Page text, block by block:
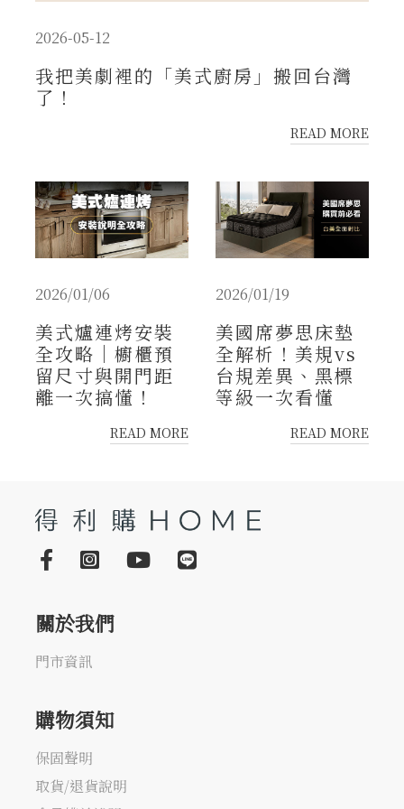
2026-05-12
我把美劇裡的「美式廚房」搬回台灣
了！
READ MORE
2026/01/06
美式爐連烤安裝
全攻略｜櫥櫃預
留尺寸與開門距
離一次搞懂！
READ MORE
2026/01/19
美國席夢思床墊
全解析！美規vs
台規差異、黑標
等級一次看懂
READ MORE
關於我們
門市資訊
購物須知
保固聲明
取貨/退貨說明